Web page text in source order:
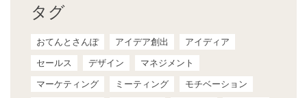
タグ
おてんとさんぽ アイデア創出
アイディア
セールス
デザイン
マネジメント
マーケティング
ミーティング
モチベーション